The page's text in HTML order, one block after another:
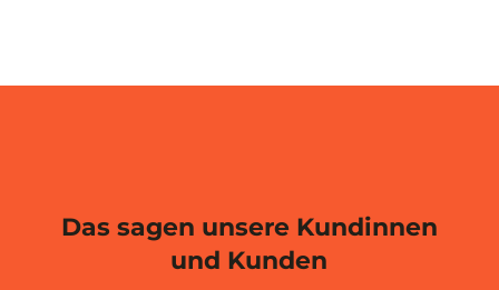
Das sagen unsere Kundinnen
und Kunden